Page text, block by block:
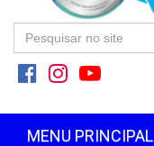
MENU PRINCIPAL